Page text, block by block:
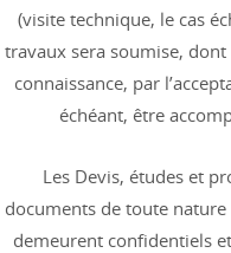
(visite technique, le cas
travaux sera soumise,
connaissance, par
échéant, être
Les Devis, études et
documents de toute nature
demeurent confidentiels